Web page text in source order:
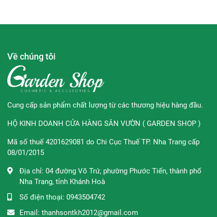
mụn mủ, tấy đỏ
Dành cho những làn da có mụn cần được che phủ và
bảo vệ trước khi đi ra ngoài hoặc trước khi trang
Hướng dẫn sử dụng
mụn khỏi tấm fiml và dán lên những nốt mụn đang trong
tình trạng sưng viêm, có mủ, dùng ngón tay ấn nhẹ để tăng
đã chuyển sang màu trắng
Về chúng tôi
Cung cấp sản phẩm chất lượng từ các thương hiệu hàng đầu.
HỘ KINH DOANH CỬA HÀNG SÂN VƯỜN ( GARDEN SHOP )
Mã số thuế 4201629081 do Chi Cục Thuế TP. Nha Trang cấp
08/01/2015
Địa chỉ: 04 đường Võ Trứ, phường Phước Tiến, thành phố
Nha Trang, tỉnh Khánh Hoà
Số điện thoại: 0943504742
Email: thanhsontkh2012@gmail.com